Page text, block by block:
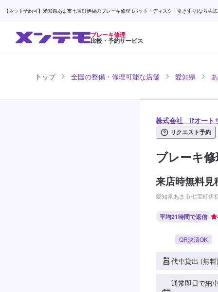
【ネット予約可】愛知県あま市七宝町伊福のブレーキ修理 (パット・ディスク・引きずり)なら
ブレーキ修理
比較・予約サービス
トップ 全国の整備・修理可能な店舗 愛知県
株式会社 ifオート
リクエスト予約
ブレーキ
来店時無料見
愛知県あま市七宝町伊
平均21時間で返信
QR決済OK
代車貸出 (無
通常即日で納